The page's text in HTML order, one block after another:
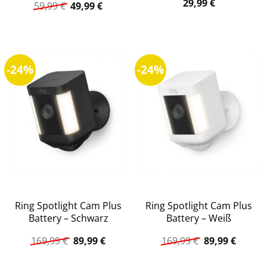
Weiß
59,99€ Ursprünglicher
Preis
49,99€Aktueller
29,99€
-24%
Ring Spotlight Cam Plus
Battery – Schwarz
169,99€ Ursprünglicher
Preis
89,99€Aktueller
-24%
Ring Spotlight Cam Plus
Battery – Weiß
169,99€
Preis
89,99€